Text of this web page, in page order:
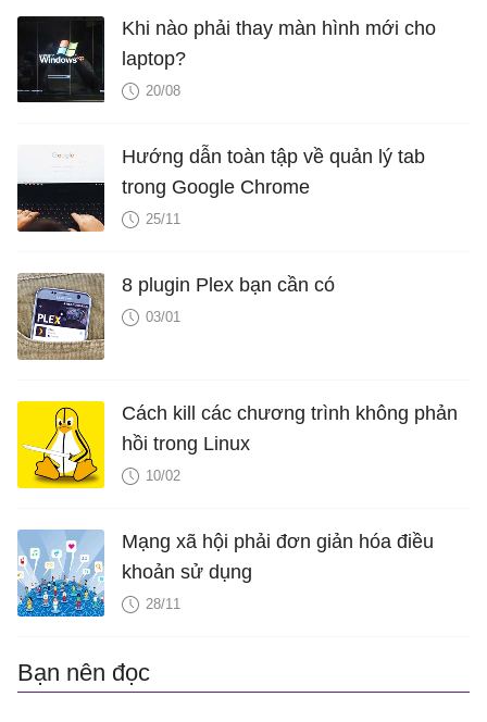
Khi nào phải thay màn hình mới cho
laptop?
20/08
Hướng dẫn toàn tập về quản lý tab
trong Google Chrome
25/11
8 plugin Plex bạn cần có
03/01
Cách kill các chương trình không phản
hồi trong Linux
10/02
Mạng xã hội phải đơn giản hóa điều
khoản sử dụng
28/11
Bạn nên đọc